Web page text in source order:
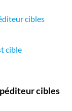
cibles
cible
cibles